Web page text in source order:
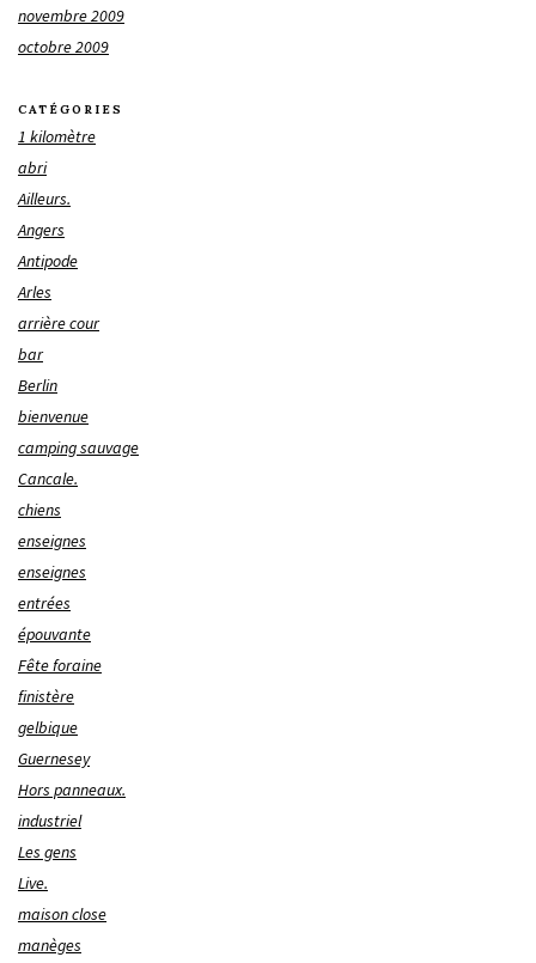
novembre 2009
octobre 2009
CATÉGORIES
1 kilomètre
abri
Ailleurs.
Angers
Antipode
Arles
arrière cour
bar
Berlin
bienvenue
camping sauvage
Cancale.
chiens
enseignes
enseignes
entrées
épouvante
Fête foraine
finistère
gelbique
Guernesey
Hors panneaux.
industriel
Les gens
Live.
maison close
manèges